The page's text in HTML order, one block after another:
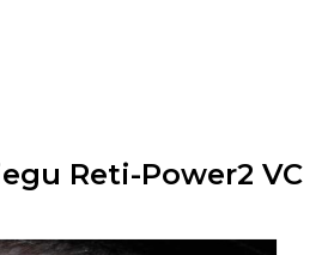
Reti-Power2 VC